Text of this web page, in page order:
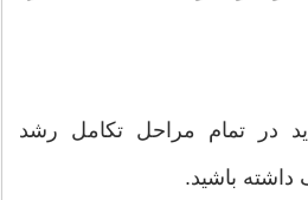
در تمام مراحل تکامل رشد
باشید.